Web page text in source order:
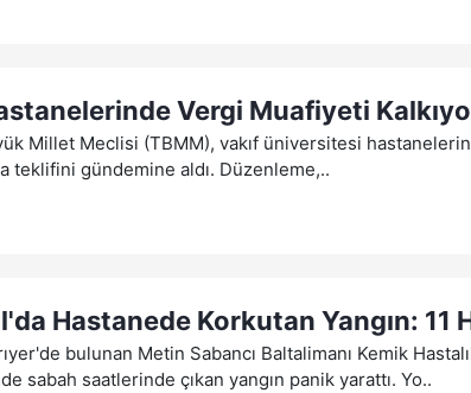
Vergi Muafiyeti
Millet Meclisi (TBMM), vakıf üniversitesi
teklifini gündemine aldı. Düzenleme,..
Hastanede Korkutan Yangın: 11
bulunan Metin Sabancı Baltalimanı Kemik
sabah saatlerinde çıkan yangın panik yarattı. Yo..